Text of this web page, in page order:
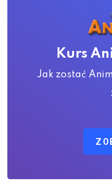
Kurs
Jak zostać